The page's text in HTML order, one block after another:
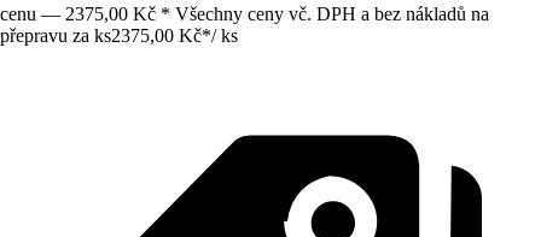
cenu — 2375,00 Kč * Všechny ceny vč. DPH a bez nákladů na
přepravu za ks2375,00 Kč*/ ks